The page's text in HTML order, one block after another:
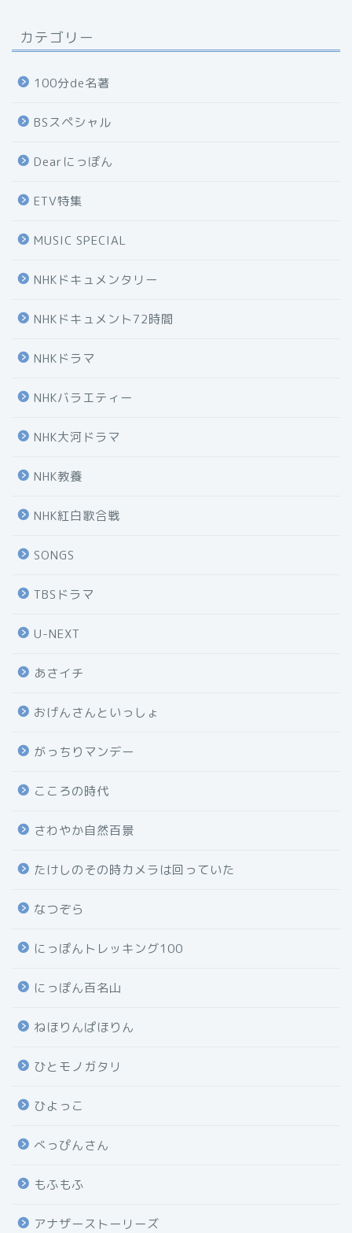
カテゴリー
100分de名著
BSスペシャル
Dearにっぽん
ETV特集
MUSIC SPECIAL
NHKドキュメンタリー
NHKドキュメント72時間
NHKドラマ
NHKバラエティー
NHK大河ドラマ
NHK教養
NHK紅白歌合戦
SONGS
TBSドラマ
U-NEXT
あさイチ
おげんさんといっしょ
がっちりマンデー
こころの時代
さわやか自然百景
たけしのその時カメラは回っていた
なつぞら
にっぽんトレッキング100
にっぽん百名山
ねほりんぱほりん
ひとモノガタリ
ひよっこ
べっぴんさん
もふもふ
アナザーストーリーズ